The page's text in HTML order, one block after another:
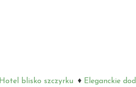
Hotel blisko szczyrku Eleganckie